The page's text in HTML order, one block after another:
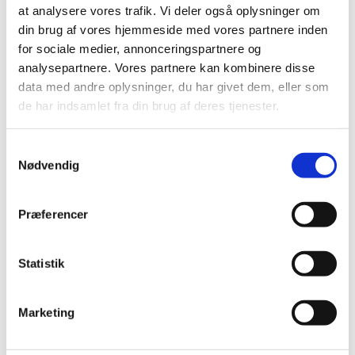
at analysere vores trafik. Vi deler også oplysninger om
din brug af vores hjemmeside med vores partnere inden
for sociale medier, annonceringspartnere og
analysepartnere. Vores partnere kan kombinere disse
data med andre oplysninger, du har givet dem, eller som
de har indsamlet fra din brug af deres tjenester.
Nødvendig
Præferencer
Statistik
Marketing
Godthaabskirken
Læs mere her